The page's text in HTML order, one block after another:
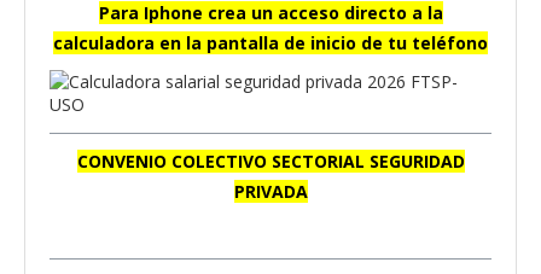
Para Iphone crea un acceso directo a la
calculadora en la pantalla de inicio de tu teléfono
CONVENIO COLECTIVO SECTORIAL SEGURIDAD
PRIVADA